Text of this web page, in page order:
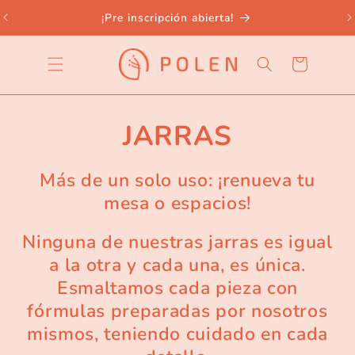
directamente
al contenido
¡Pre inscripción abierta!
Carrito
JARRAS
Más de un solo uso: ¡renueva tu
mesa o espacios!
Ninguna de nuestras jarras es igual
a la otra y cada una, es única.
Esmaltamos cada pieza con
fórmulas preparadas por nosotros
mismos, teniendo cuidado en cada